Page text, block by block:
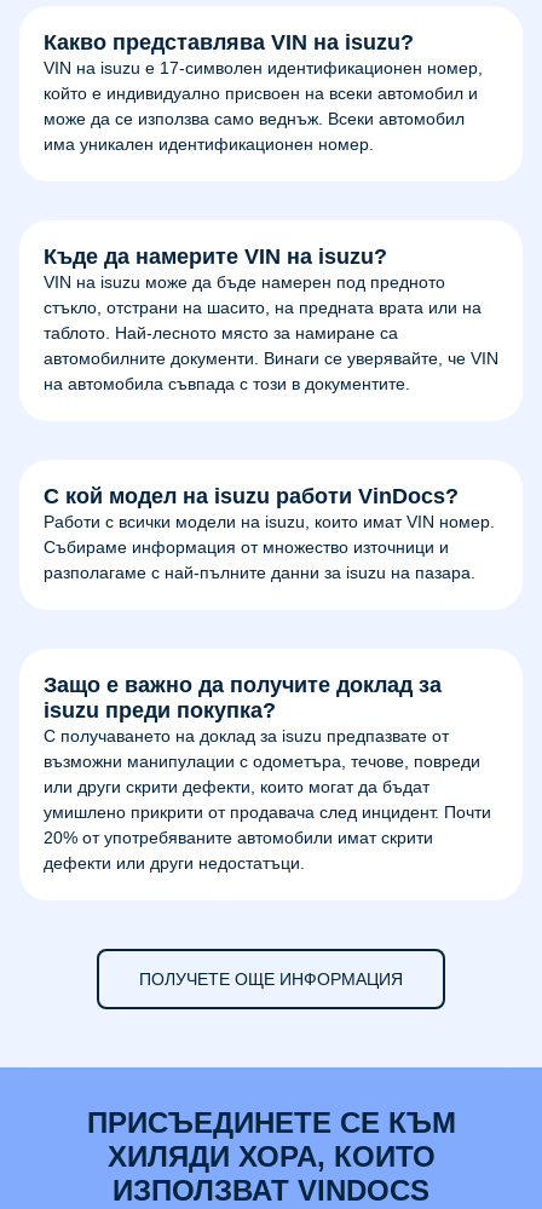
Какво представлява VIN на isuzu?
VIN на isuzu е 17-символен идентификационен номер,
който е индивидуално присвоен на всеки автомобил и
може да се използва само веднъж. Всеки автомобил
има уникален идентификационен номер.
Къде да намерите VIN на isuzu?
VIN на isuzu може да бъде намерен под предното
стъкло, отстрани на шасито, на предната врата или на
таблото. Най-лесното място за намиране са
автомобилните документи. Винаги се уверявайте, че VIN
на автомобила съвпада с този в документите.
С кой модел на isuzu работи VinDocs?
Работи с всички модели на isuzu, които имат VIN номер.
Събираме информация от множество източници и
разполагаме с най-пълните данни за isuzu на пазара.
Защо е важно да получите доклад за
isuzu преди покупка?
С получаването на доклад за isuzu предпазвате от
възможни манипулации с одометъра, течове, повреди
или други скрити дефекти, които могат да бъдат
умишлено прикрити от продавача след инцидент. Почти
20% от употребяваните автомобили имат скрити
дефекти или други недостатъци.
ПОЛУЧЕТЕ ОЩЕ ИНФОРМАЦИЯ
ПРИСЪЕДИНЕТЕ СЕ КЪМ
ХИЛЯДИ ХОРА, КОИТО
ИЗПОЛЗВАТ VINDOCS